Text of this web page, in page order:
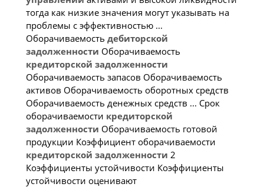
тогда как низкие значения могут указывать на
проблемы с эффективностью ...
Оборачиваемость дебиторской
задолженности Оборачиваемость
кредиторской задолженности
Оборачиваемость запасов Оборачиваемость
активов Оборачиваемость оборотных средств
Оборачиваемость денежных средств ... Срок
оборачиваемости кредиторской
задолженности Оборачиваемость готовой
продукции Коэффициент оборачиваемости
кредиторской задолженности 2
Коэффициенты устойчивости Коэффициенты
устойчивости оценивают